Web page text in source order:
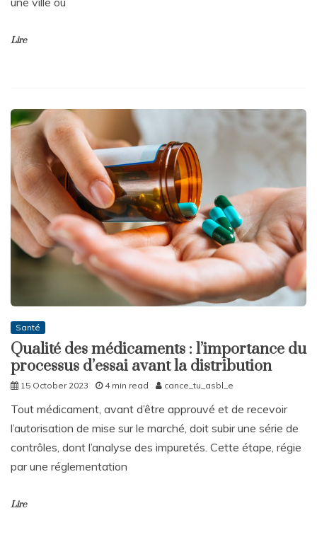
Lire
Santé
Qualité des médicaments : l’importance du
processus d’essai avant la distribution
15 October 2023 4 min read cance_tu_asbl_e
Tout médicament, avant d’être approuvé et de recevoir
l’autorisation de mise sur le marché, doit subir une série de
contrôles, dont l’analyse des impuretés. Cette étape, régie
par une réglementation
Lire